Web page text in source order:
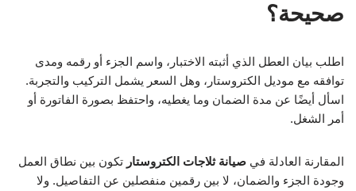
صحيحة؟
اطلب بيان العطل الذي أثبته الاختبار، واسم الجزء أو رقمه ومدى
توافقه مع موديل الكتروستار، وهل السعر يشمل التركيب والتجربة.
اسأل أيضًا عن مدة الضمان وما يغطيه، واحتفظ بصورة الفاتورة أو
أمر الشغل.
المقارنة العادلة في صيانة ثلاجات الكتروستار تكون بين نطاق العمل
وجودة الجزء والضمان، لا بين رقمين منفصلين عن التفاصيل. ولا